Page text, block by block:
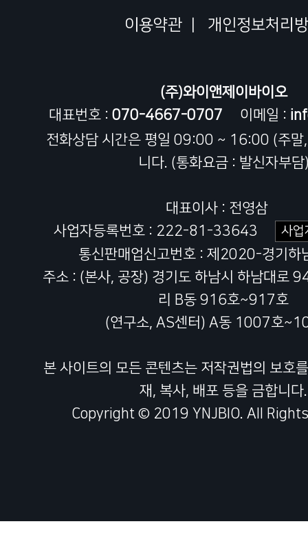
이용약관| 개인정보처리
(주)와이앤제이바이오
대표번호 : 070-4667-0707 이메일 :
전화상담 시간은 평일 09:00 ~ 16:00 (주말
니다. (통화요금 : 발신자부담
대표이사 : 전영삼
사업자등록번호 : 222-81-33643
사업
통신판매업신고번호 : 제2020-경기
주소 : (본사, 공장) 경기도 하남시 하남대로
리 B동 916호~917호
(연구소, AS센터) A동 1007호
본 사이트의 모든 콘텐츠는 저작권법의 보호
재, 복사, 배포 등을 금합니다.
Copyright © 2019 YNJBIO. All